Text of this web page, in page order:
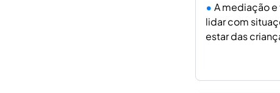
A mediação
lidar com
estar das